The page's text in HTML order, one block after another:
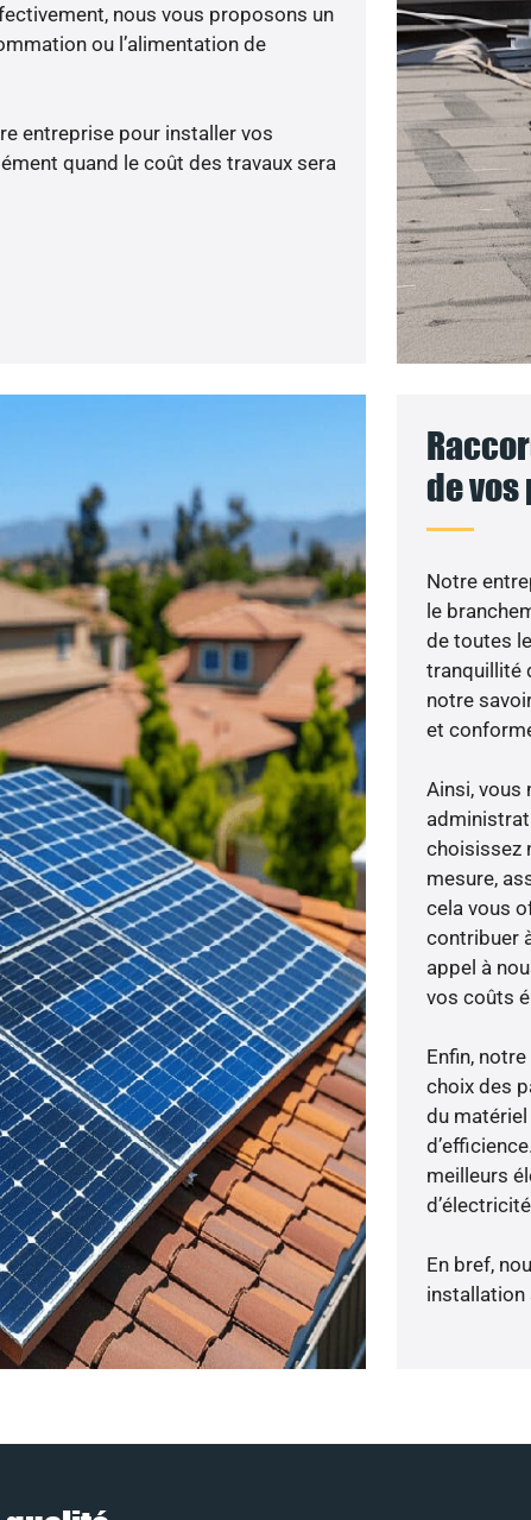
nous vous proposons un
ou l’alimentation de
entreprise pour installer vos
quand le coût des travaux sera
de
Notre
le
de toutes
tranquillité
notre
et
Ainsi, vous
choisissez
mesure,
cela vous
contribuer
appel à
vos coûts
Enfin,
choix des
du
meilleurs
En bref,
installation